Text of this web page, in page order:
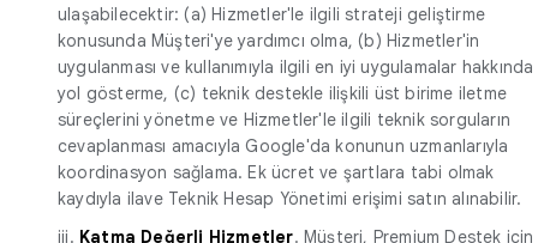
ulaşabilecektir: (a) Hizmetler'le ilgili strateji geliştirme
konusunda Müşteri'ye yardımcı olma, (b) Hizmetler'in
uygulanması ve kullanımıyla ilgili en iyi uygulamalar hakkında
yol gösterme, (c) teknik destekle ilişkili üst birime iletme
süreçlerini yönetme ve Hizmetler'le ilgili teknik sorguların
cevaplanması amacıyla Google'da konunun uzmanlarıyla
koordinasyon sağlama. Ek ücret ve şartlara tabi olmak
kaydıyla ilave Teknik Hesap Yönetimi erişimi satın alınabilir.
iii. Katma Değerli Hizmetler. Müşteri, Premium Destek için